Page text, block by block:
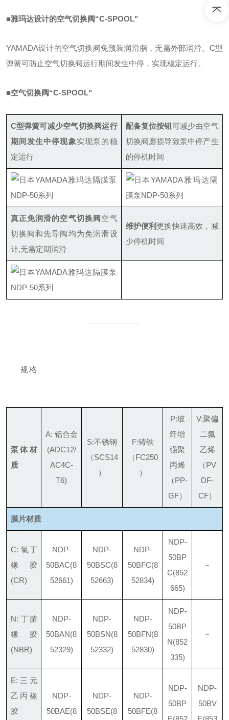
■雅玛达设计的空气切换阀“C-SPOOL"
YAMADA设计的空气切换阀免预装润滑脂，无需外部润滑。C型
弹簧可防止空气切换阀运行期间发生中停，实现稳定运行。
■空气切换阀“C-SPOOL"
C型弹簧可减少空气切换阀运行
期间发生中停现象实现泵的稳
定运行
配备复位按钮可减少由空气
切换阀磨损导致泵中停产生
的停机时间
真正免润滑的空气切换阀空气
切换阀和先导阀均为免润滑设
计,无需定期润滑
维护便利 更换快速高效，减
少停机时间
规格
泵体材
质
A: 铝合金
(ADC12/
AC4C-
T6)
S:不锈钢
（SCS14
）
F:铸铁
（FC250
）
P:玻
纤增
强聚
丙烯
（PP-
GF）
V:聚偏
二氟
乙烯
（PV
DF-
CF）
膜片材质
C: 氯丁
橡胶
(CR)
NDP-
50BAC(8
52661)
NDP-
50BSC(8
52663)
NDP-
50BFC(8
52834)
NDP-
50BP
C(852
665)
－
N: 丁腈
橡胶
(NBR)
NDP-
50BAN(8
52329)
NDP-
50BSN(8
52332)
NDP-
50BFN(8
52830)
NDP-
50BP
N(852
335)
－
E:三元
乙丙橡
胶
NDP-
50BAE(8
NDP-
50BSE(8
NDP-
50BFE(8
NDP-
50BP
NDP-
50BV